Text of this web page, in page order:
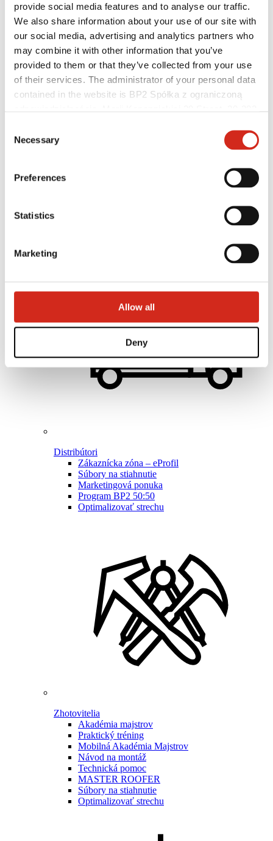
provide social media features and to analyse our traffic.
We also share information about your use of our site with
our social media, advertising and analytics partners who
may combine it with other information that you’ve
provided to them or that they’ve collected from your use
of their services. The administrator of your personal data
contained in the website is BP2 Spółka z ograniczoną
121387608.
Selection
Necessary
Preferences
Statistics
Marketing
Allow all
Deny
Distribútori
Zákaznícka zóna – eProfil
Súbory na stiahnutie
Marketingová ponuka
Program BP2 50:50
Optimalizovať strechu
Zhotovitelia
Akadémia majstrov
Praktický tréning
Mobilná Akadémia Majstrov
Návod na montáž
Technická pomoc
MASTER ROOFER
Súbory na stiahnutie
Optimalizovať strechu